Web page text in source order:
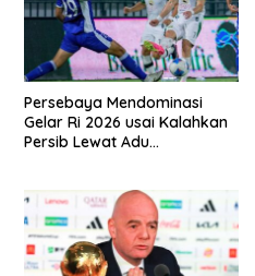
Persebaya Mendominasi
Gelar Ri 2026 usai Kalahkan
Persib Lewat Adu